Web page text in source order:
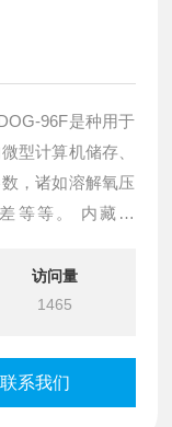
型计算机储存、
，诸如溶解氧压
等等。 内藏的
值。访问量
1465
联系我们